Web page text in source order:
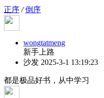
正序 / 倒序
wongtatmeng
新手上路
沙发 2025-3-1 13:19:23
都是极品好书，从中学习